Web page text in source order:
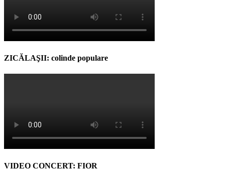
ZICĂLAŞII: colinde populare
VIDEO CONCERT: FIOR